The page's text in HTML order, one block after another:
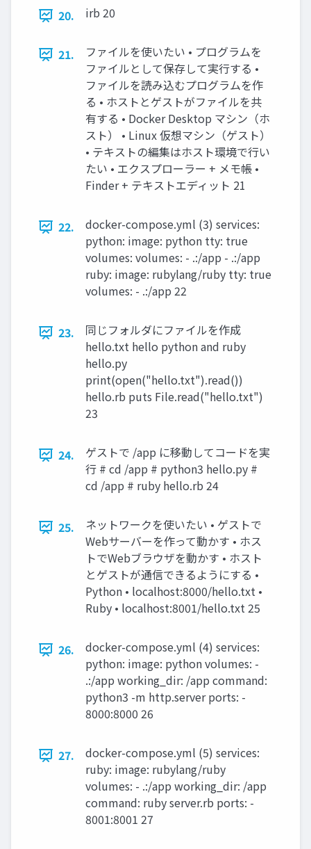
20. irb 20
21.
ファイルを使いたい • プログラムを
ファイルとして保存して実行する •
ファイルを読み込むプログラムを作
る • ホストとゲストがファイルを共
有する • Docker Desktop マシン（ホ
スト） • Linux 仮想マシン（ゲスト）
• テキストの編集はホスト環境で行い
たい • エクスプローラー + メモ帳 •
Finder + テキストエディット 21
22.
docker-compose.yml (3) services:
python: image: python tty: true
volumes: volumes: - .:/app - .:/app
ruby: image: rubylang/ruby tty: true
volumes: - .:/app 22
23.
同じフォルダにファイルを作成
hello.txt hello python and ruby
hello.py
print(open("hello.txt").read())
hello.rb puts File.read("hello.txt")
23
24.
ゲストで /app に移動してコードを実
行 # cd /app # python3 hello.py #
cd /app # ruby hello.rb 24
25.
ネットワークを使いたい • ゲストで
Webサーバーを作って動かす • ホス
トでWebブラウザを動かす • ホスト
とゲストが通信できるようにする •
Python • localhost:8000/hello.txt •
Ruby • localhost:8001/hello.txt 25
26.
docker-compose.yml (4) services:
python: image: python volumes: -
.:/app working_dir: /app command:
python3 -m http.server ports: -
8000:8000 26
27.
docker-compose.yml (5) services:
ruby: image: rubylang/ruby
volumes: - .:/app working_dir: /app
command: ruby server.rb ports: -
8001:8001 27